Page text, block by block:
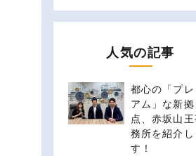
人気の記事
都心の「プレ
アム」な新拠
点、赤坂山
務所を紹介し
す！